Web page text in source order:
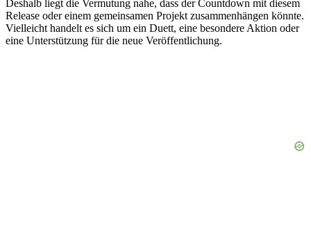
Deshalb liegt die Vermutung nahe, dass der Countdown mit diesem
Release oder einem gemeinsamen Projekt zusammenhängen könnte.
Vielleicht handelt es sich um ein Duett, eine besondere Aktion oder
eine Unterstützung für die neue Veröffentlichung.